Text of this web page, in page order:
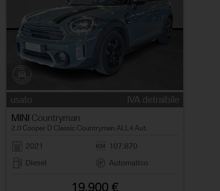
usato
IVA detraibile
MINI Countryman
2.0 Cooper D Classic Countryman ALL4 Aut.
2021
107.870
Diesel
Automatico
19.900 €